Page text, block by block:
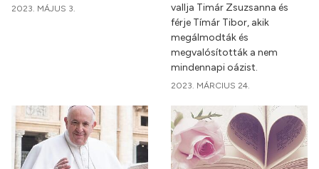
2023. MÁJUS 3.
vallja Timár Zsuzsanna és
férje Tímár Tibor, akik
megálmodták és
megvalósították a nem
mindennapi oázist.
2023. MÁRCIUS 24.